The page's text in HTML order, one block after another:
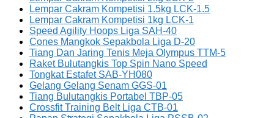
Lempar Cakram Kompetisi 1.5kg LCK-1.5
Lempar Cakram Kompetisi 1kg LCK-1
Speed Agility Hoops Liga SAH-40
Cones Mangkok Sepakbola Liga D-20
Tiang Dan Jaring Tenis Meja Olympus TTM-5
Raket Bulutangkis Top Spin Nano Speed
Tongkat Estafet SAB-YH080
Gelang Gelang Senam GGS-01
Tiang Bulutangkis Portabel TBP-05
Crossfit Training Belt Liga CTB-01